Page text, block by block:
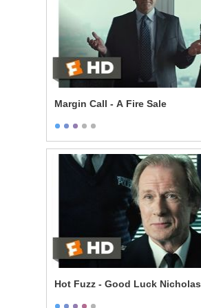
Margin Call - A Fire Sale
Hot Fuzz - Good Luck Nicholas